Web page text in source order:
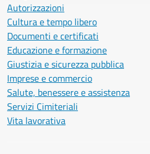
Autorizzazioni
Cultura e tempo libero
Documenti e certificati
Educazione e formazione
Giustizia e sicurezza pubblica
Imprese e commercio
Salute, benessere e assistenza
Servizi Cimiteriali
Vita lavorativa